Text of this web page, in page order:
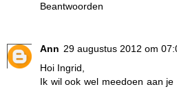
Beantwoorden
Ann 29 augustus 2012 om
Hoi Ingrid,
Ik wil ook wel meedoen aan